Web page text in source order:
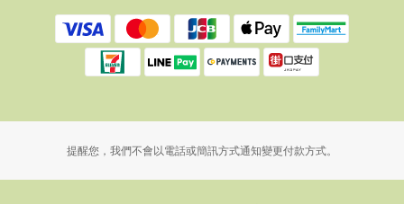
提醒您，我們不會以電話或簡訊方式通知變更付款方式。